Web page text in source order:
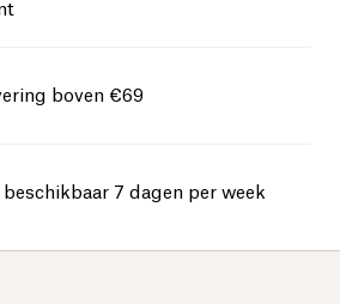
boven €69
beschikbaar 7 dagen per week